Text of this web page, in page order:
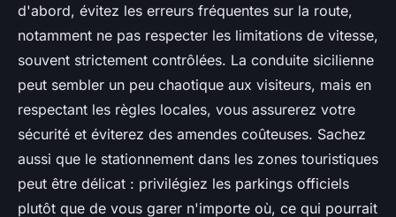
d'abord, évitez les erreurs fréquentes sur la route,
notamment ne pas respecter les limitations de vitesse,
souvent strictement contrôlées. La conduite sicilienne
peut sembler un peu chaotique aux visiteurs, mais en
respectant les règles locales, vous assurerez votre
sécurité et éviterez des amendes coûteuses. Sachez
aussi que le stationnement dans les zones touristiques
peut être délicat : privilégiez les parkings officiels
plutôt que de vous garer n'importe où, ce qui pourrait